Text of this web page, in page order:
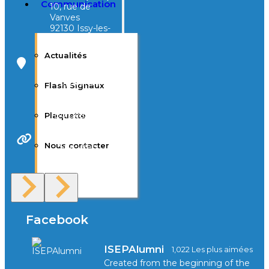
Communication
Actualités
Flash Signaux
Plaquette
Nous contacter
F.A.Q
10, rue de
Vanves
92130 Issy-les-
40, avenue
d’Eysines
Bordeaux
Site Web
Facebook
ISEPAlumni 1,022 Les plus aimées
Created from the beginning of the